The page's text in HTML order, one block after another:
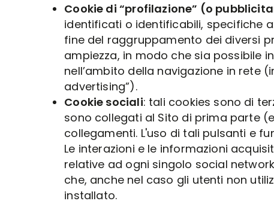
Cookie di “profilazione” (o
identificati o identificabili, specifiche
fine del raggruppamento dei diversi
ampiezza, in modo che sia possibile
nell’ambito della navigazione in rete
advertising”).
Cookie sociali: tali cookies sono di
sono collegati al Sito di prima parte
collegamenti. L'uso di tali pulsanti e
Le interazioni e le informazioni
relative ad ogni singolo social
che, anche nel caso gli utenti non
installato.